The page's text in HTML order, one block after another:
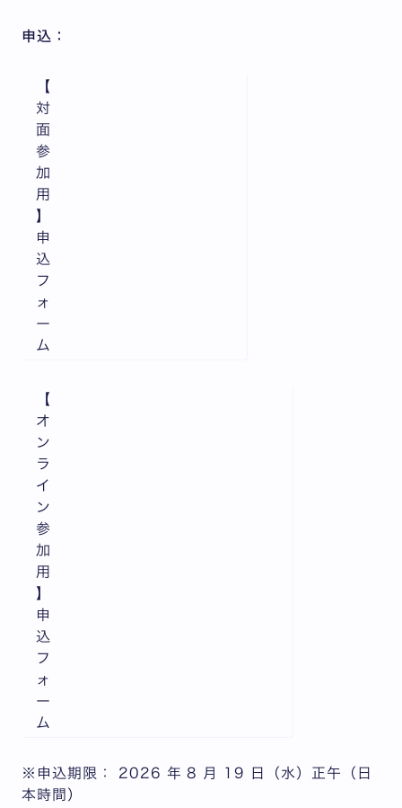
申込：
【
対
面
参
加
用
】
申
込
フ
ォ
ー
ム
【
オ
ン
ラ
イ
ン
参
加
用
】
申
込
フ
ォ
ー
ム
※ 申込期限 ： 2026 年 8 月 19 日（水）正午（日
本時間）